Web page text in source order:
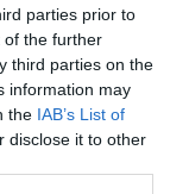
parties prior to
of the further
third parties on the
information may
the IAB’s List of
disclose it to other
emberi módon
módon
a biztonsági
érdemi
és a mosdóért
az kritikán aluli.